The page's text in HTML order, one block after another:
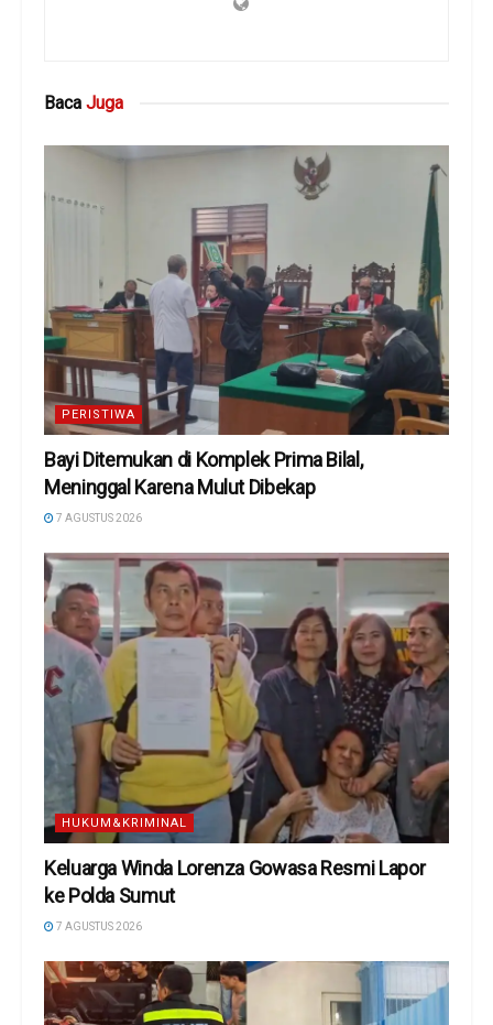
Baca Juga
PERISTIWA
Bayi Ditemukan di Komplek Prima Bilal,
Meninggal Karena Mulut Dibekap
7 AGUSTUS 2026
HUKUM&KRIMINAL
Keluarga Winda Lorenza Gowasa Resmi Lapor
ke Polda Sumut
7 AGUSTUS 2026